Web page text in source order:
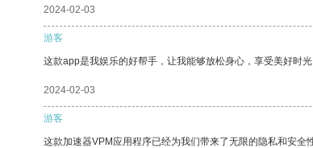
2024-02-03
游客
这款app是我娱乐的好帮手，让我能够放松身心，享受美好时光
2024-02-03
游客
这款加速器VPM应用程序已经为我们带来了无限的隐私和安全